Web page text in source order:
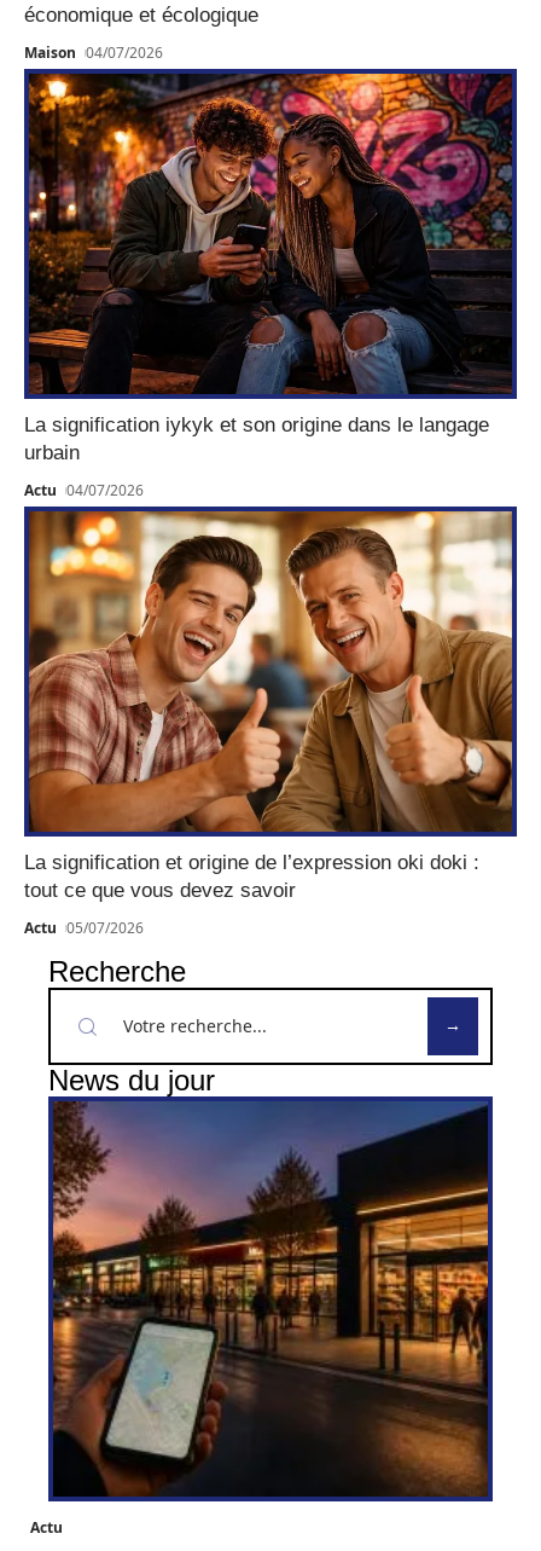
économique et écologique
Maison 04/07/2026
La signification iykyk et son origine dans le langage
urbain
Actu 04/07/2026
La signification et origine de l’expression oki doki :
tout ce que vous devez savoir
Actu 05/07/2026
Recherche
News du jour
Actu